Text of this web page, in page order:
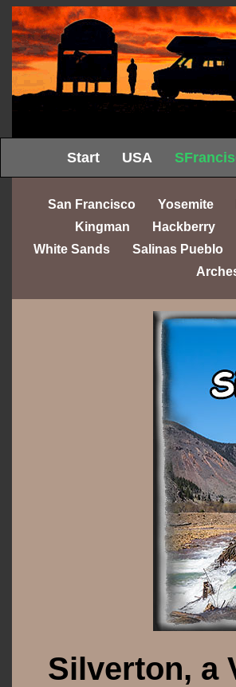
Start USA
San Francisco Yosemite
Kingman
Hackberry
White Sands
Salinas Pueblo
Silverton, a